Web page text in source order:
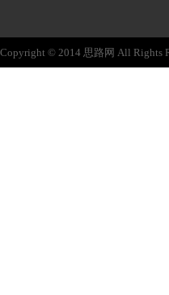
Copyright © 2014 思路网 All Rights